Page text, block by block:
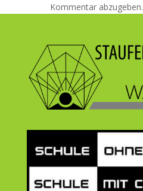
Kommentar abzugeben.